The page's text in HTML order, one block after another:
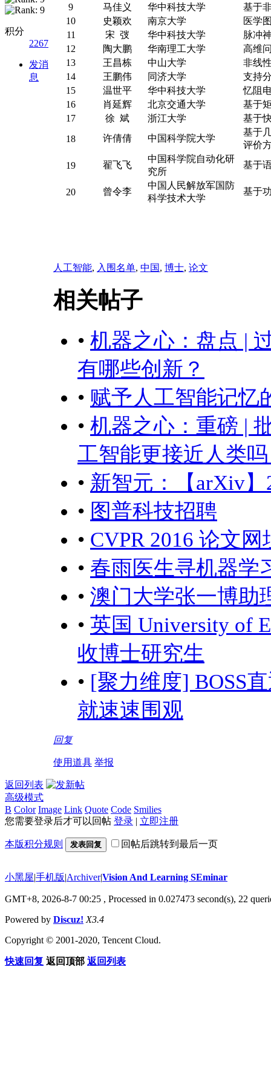
积分
2267
发消
息
9
马佳义 华中科技大学
基于
10
史颖欢 南京大学
医学
11
宋 弢 华中科技大学
脉冲
12
陶大鹏 华南理工大学
高维
13
王昌栋 中山大学
非线
14
王鹏伟 同济大学
支持
15
温世平 华中科技大学
忆阻
16
肖延辉 北京交通大学
基于
17
徐 斌 浙江大学
基于
18
许倩倩 中国科学院大学
基于
评价
19
翟飞飞
中国科学院自动化研
究所
基于
20 曾令李
中国人民解放军国防
科学技术大学
基于
人工智能, 入围名单, 中国, 博士, 论文
相关帖子
• 机器之心：盘点 |
有哪些创新？
• 赋予人工智能记忆
• 机器之心：重磅 |
工智能更接近人类
• 新智元：【arXiv
• 图普科技招聘
• CVPR 2016 论文网
• 春雨医生寻机器学
• 澳门大学张一博助
• 英国 University of
收博士研究生
• [聚力维度] BOSS
就速速围观
回复
使用道具 举报
返回列表
高级模式
B Color Image Link Quote Code Smilies
您需要登录后才可以回帖 登录 | 立即注册
本版积分规则 发表回复 回帖后跳转到最后一页
小黑屋|手机版|Archiver|Vision And Learning SEminar
GMT+8, 2026-8-7 00:25 , Processed in 0.027473 second(s), 22
Powered by Discuz! X3.4
Copyright © 2001-2020, Tencent Cloud.
快速回复 返回顶部 返回列表